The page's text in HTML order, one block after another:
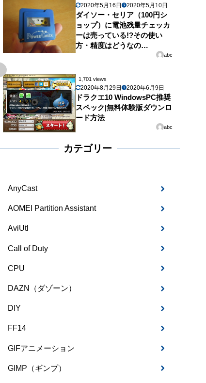
2020年5月16日 2020年5月10日
ダイソー・セリア（100円シ
ョップ）に電池残量チェッカ
ーは売っている!?その使い
方・精度はどうなの…
abc
1,701 views
2020年8月29日 2020年6月9日
ドラクエ10 WindowsPC推奨
スペック|無料体験版ダウンロ
ード方法
abc
カテゴリー
AnyCast
AOMEI Partition Assistant
AviUtl
Call of Duty
CPU
DAZN（ダゾーン）
DIY
FF14
GIFアニメーション
GIMP（ギンプ）